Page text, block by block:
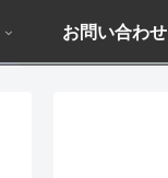
お問い合わせ